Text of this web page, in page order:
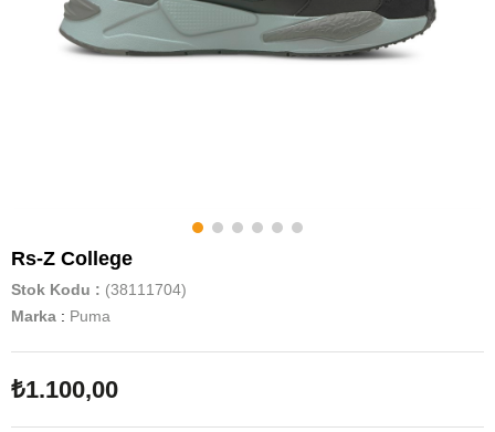
Rs-Z College
Stok Kodu
(38111704)
Marka : Puma
₺1.100,00